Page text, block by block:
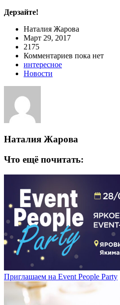
Дерзайте!
Наталия Жарова
Март 29, 2017
2175
Комментариев пока нет
интересное
Новости
Наталия Жарова
Что ещё почитать:
Приглашаем на Event People Party